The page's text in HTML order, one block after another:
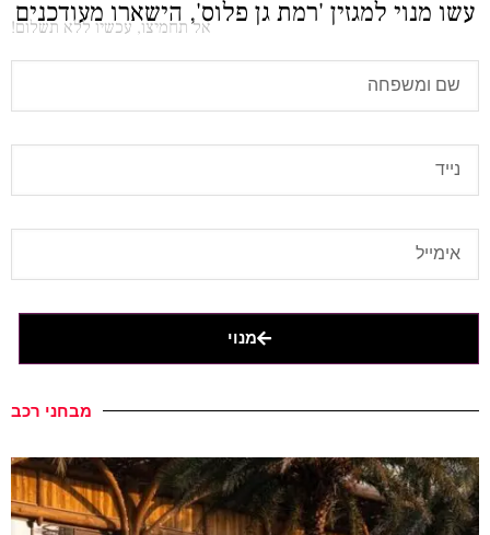
עשו מנוי למגזין 'רמת גן פלוס', הישארו מעודכנים
אל תחמיצו, עכשיו ללא תשלום!
מנוי
מבחני רכב